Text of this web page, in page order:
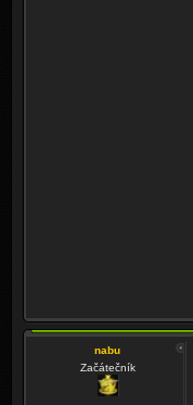
nabu
Začátečník